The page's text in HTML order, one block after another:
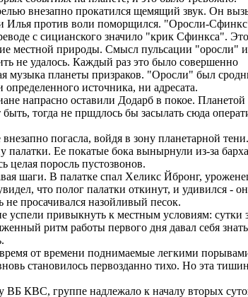
внезапно прокатился щемящий звук. Он
против воли поморщился. "Оросли-
с сицианского значило "крик Сфинкса".
местной природы. Смысл пульсации "оросли"
не удалось. Каждый раз это было совершенно
музыка планеты призраков. "Оросли" был
источника, ни адресата.
напрасно оставили Додарб в покое. Планетой
быть, тогда не пршдлось бы засылать сюда
погасла, войдя в зону планетарной
палатки. Ее покатые бока вынырнули из-за
целая поросль пустозвонов.
шаги. В палатке спал Хеликс Йбронг,
что полог палатки откинут, и удивился - он
не просачивался назойливый песок.
успели привыкнуть к местным условиям: сутки
ритм работы первого дня давал себя
от времени поднимаемые легкими
становилось первозданно тихо. Но эта
ВБ КВС, группе надлежало к началу вторых